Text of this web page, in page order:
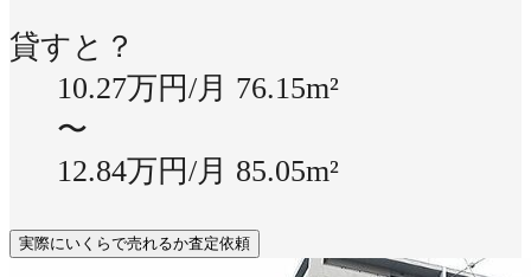
貸すと？
10.27万円/月 76.15m²
〜
12.84万円/月 85.05m²
実際にいくらで売れるか査定依頼